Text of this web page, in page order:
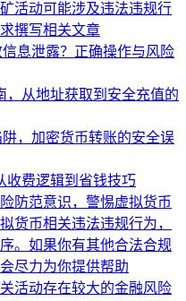
活动可能涉及违法违规行
撰写相关文章
息泄露？正确操作与风险
，从地址获取到安全充值的
，加密货币转账的安全误
收费逻辑到省钱技巧
防范意识，警惕虚拟货币
货币相关违法违规行为，
。如果你有其他合法合规
尽力为你提供帮助
活动存在较大的金融风险